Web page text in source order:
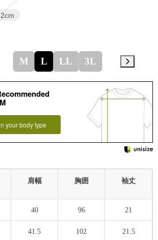
M L LL 3L
M
your body type
肩幅 胸囲 袖丈
40 96 21
41.5 102 21.5